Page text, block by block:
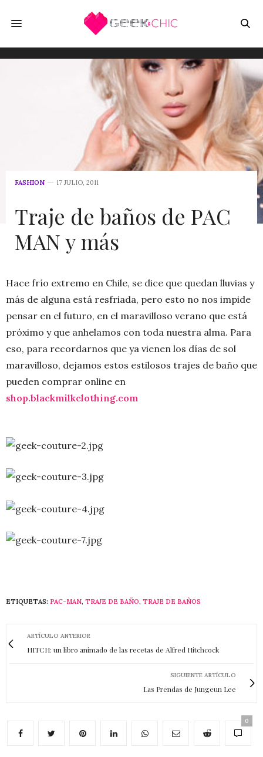
FASHION 17 JULIO, 2011
Traje de baños de PAC
MAN y más
Hace frío extremo en Chile, se dice que quedan lluvias y
más de alguna está resfriada, pero esto no nos impide
pensar en el futuro, en el maravilloso verano que está
próximo y que anhelamos con toda nuestra alma. Para
eso, para recordarnos que ya vienen los días de sol
maravilloso, dejamos estos estilosos trajes de baño que
pueden comprar online en
shop.blackmilkclothing.com
ETIQUETAS: PAC-MAN, TRAJE DE BAÑO, TRAJE DE BAÑOS
ARTÍCULO ANTERIOR
HITCH: un libro animado de las recetas de Alfred Hitchcock
SIGUIENTE ARTÍCULO
Las Prendas de Jungeun Lee
0